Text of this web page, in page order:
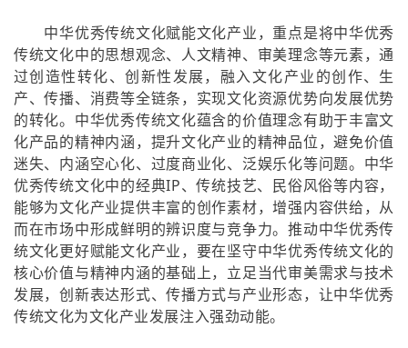
中华优秀传统文化赋能文化产业，重点是将中华优秀
传统文化中的思想观念、人文精神、审美理念等元素，通
过创造性转化、创新性发展，融入文化产业的创作、生
产、传播、消费等全链条，实现文化资源优势向发展优势
的转化。中华优秀传统文化蕴含的价值理念有助于丰富文
化产品的精神内涵，提升文化产业的精神品位，避免价值
迷失、内涵空心化、过度商业化、泛娱乐化等问题。中华
优秀传统文化中的经典IP、传统技艺、民俗风俗等内容，
能够为文化产业提供丰富的创作素材，增强内容供给，从
而在市场中形成鲜明的辨识度与竞争力。推动中华优秀传
统文化更好赋能文化产业，要在坚守中华优秀传统文化的
核心价值与精神内涵的基础上，立足当代审美需求与技术
发展，创新表达形式、传播方式与产业形态，让中华优秀
传统文化为文化产业发展注入强劲动能。